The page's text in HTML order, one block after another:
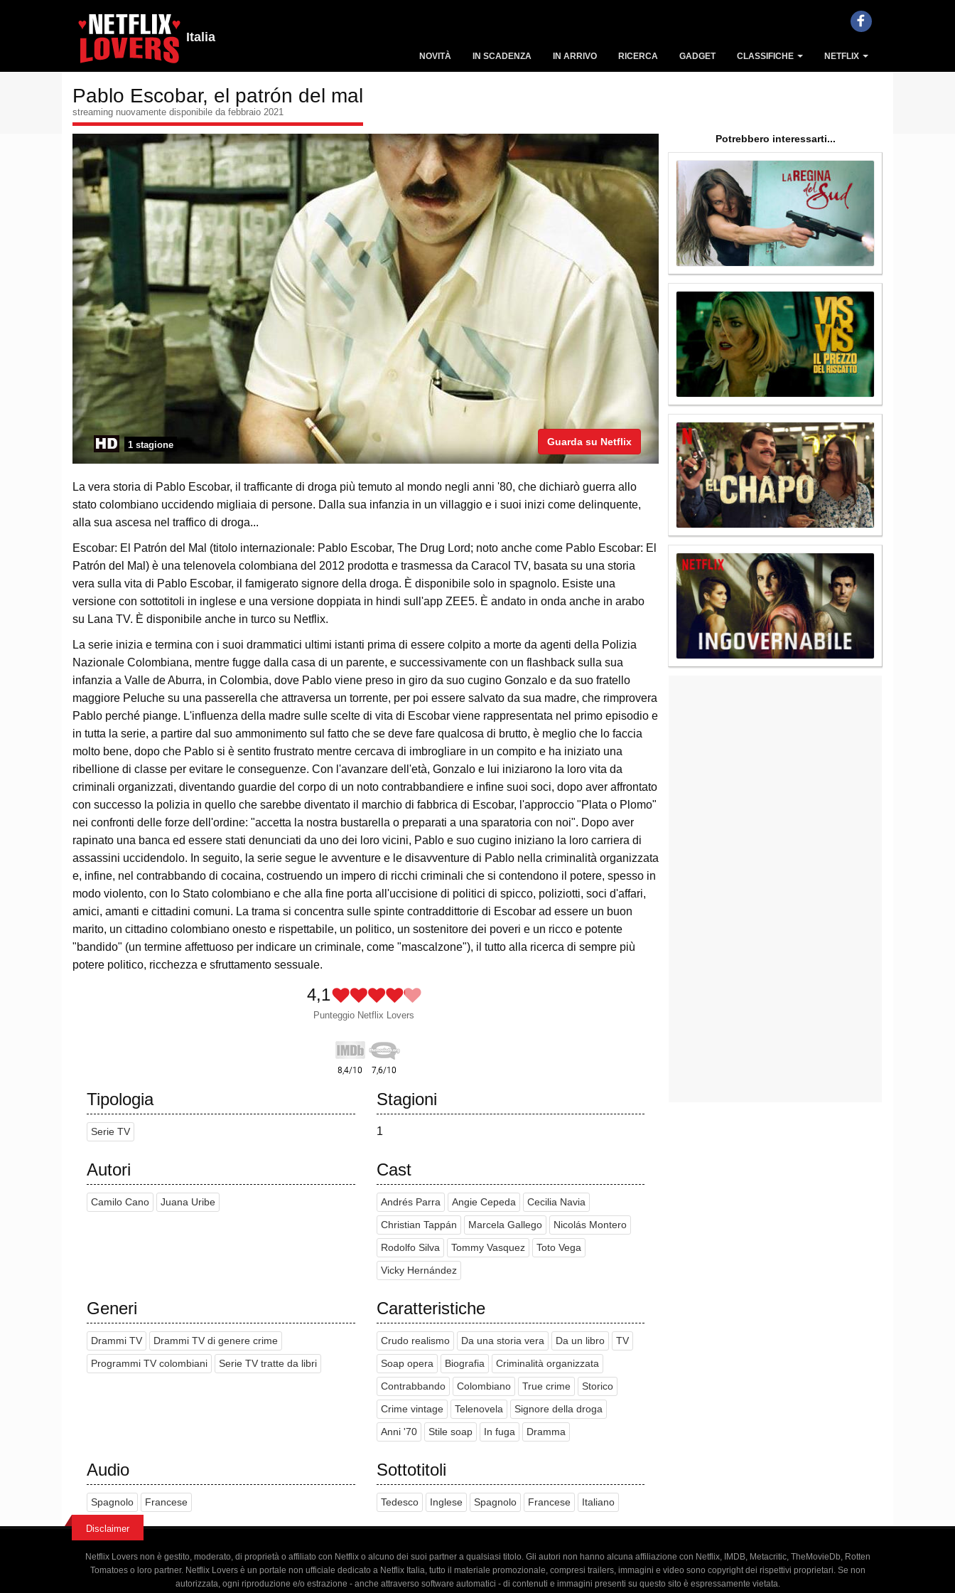
Italia
NOVITÀ IN SCADENZA IN ARRIVO RICERCA GADGET CLASSIFICHE NETFLIX
Pablo Escobar, el patrón del mal
streaming nuovamente disponibile da febbraio 2021
1 stagione Guarda su Netflix
La vera storia di Pablo Escobar, il trafficante di droga più temuto al mondo negli anni '80, che dichiarò guerra allo
stato colombiano uccidendo migliaia di persone. Dalla sua infanzia in un villaggio e i suoi inizi come delinquente,
alla sua ascesa nel traffico di droga...
Escobar: El Patrón del Mal (titolo internazionale: Pablo Escobar, The Drug Lord; noto anche come Pablo Escobar: El
Patrón del Mal) è una telenovela colombiana del 2012 prodotta e trasmessa da Caracol TV, basata su una storia
vera sulla vita di Pablo Escobar, il famigerato signore della droga. È disponibile solo in spagnolo. Esiste una
versione con sottotitoli in inglese e una versione doppiata in hindi sull'app ZEE5. È andato in onda anche in arabo
su Lana TV. È disponibile anche in turco su Netflix.
La serie inizia e termina con i suoi drammatici ultimi istanti prima di essere colpito a morte da agenti della Polizia
Nazionale Colombiana, mentre fugge dalla casa di un parente, e successivamente con un flashback sulla sua
infanzia a Valle de Aburra, in Colombia, dove Pablo viene preso in giro da suo cugino Gonzalo e da suo fratello
maggiore Peluche su una passerella che attraversa un torrente, per poi essere salvato da sua madre, che rimprovera
Pablo perché piange. L'influenza della madre sulle scelte di vita di Escobar viene rappresentata nel primo episodio e
in tutta la serie, a partire dal suo ammonimento sul fatto che se deve fare qualcosa di brutto, è meglio che lo faccia
molto bene, dopo che Pablo si è sentito frustrato mentre cercava di imbrogliare in un compito e ha iniziato una
ribellione di classe per evitare le conseguenze. Con l'avanzare dell'età, Gonzalo e lui iniziarono la loro vita da
criminali organizzati, diventando guardie del corpo di un noto contrabbandiere e infine suoi soci, dopo aver affrontato
con successo la polizia in quello che sarebbe diventato il marchio di fabbrica di Escobar, l'approccio "Plata o Plomo"
nei confronti delle forze dell'ordine: "accetta la nostra bustarella o preparati a una sparatoria con noi". Dopo aver
rapinato una banca ed essere stati denunciati da uno dei loro vicini, Pablo e suo cugino iniziano la loro carriera di
assassini uccidendolo. In seguito, la serie segue le avventure e le disavventure di Pablo nella criminalità organizzata
e, infine, nel contrabbando di cocaina, costruendo un impero di ricchi criminali che si contendono il potere, spesso in
modo violento, con lo Stato colombiano e che alla fine porta all'uccisione di politici di spicco, poliziotti, soci d'affari,
amici, amanti e cittadini comuni. La trama si concentra sulle spinte contraddittorie di Escobar ad essere un buon
marito, un cittadino colombiano onesto e rispettabile, un politico, un sostenitore dei poveri e un ricco e potente
"bandido" (un termine affettuoso per indicare un criminale, come "mascalzone"), il tutto alla ricerca di sempre più
potere politico, ricchezza e sfruttamento sessuale.
4,1
Punteggio Netflix Lovers
Tipologia
Serie TV
Stagioni
1
Autori
Camilo Cano Juana Uribe
Cast
Andrés Parra Angie Cepeda Cecilia Navia
Christian Tappán Marcela Gallego Nicolás Montero
Rodolfo Silva Tommy Vasquez Toto Vega
Vicky Hernández
Generi
Drammi TV Drammi TV di genere crime
Programmi TV colombiani Serie TV tratte da libri
Caratteristiche
Crudo realismo Da una storia vera Da un libro TV
Soap opera Biografia Criminalità organizzata
Contrabbando Colombiano True crime Storico
Crime vintage Telenovela Signore della droga
Anni '70 Stile soap In fuga Dramma
Audio
Spagnolo Francese
Sottotitoli
Tedesco Inglese Spagnolo Francese Italiano
Potrebbero interessarti...
Disclaimer
Netflix Lovers non è gestito, moderato, di proprietà o affiliato con Netflix o alcuno dei suoi partner a qualsiasi titolo. Gli autori non hanno alcuna affiliazione con Netflix, IMDB, Metacritic, TheMovieDb, Rotten
Tomatoes o loro partner. Netflix Lovers è un portale non ufficiale dedicato a Netflix Italia, tutto il materiale promozionale, compresi trailers, immagini e video sono copyright dei rispettivi proprietari. Se non
autorizzata, ogni riproduzione e/o estrazione - anche attraverso software automatici - di contenuti e immagini presenti su questo sito è espressamente vietata.